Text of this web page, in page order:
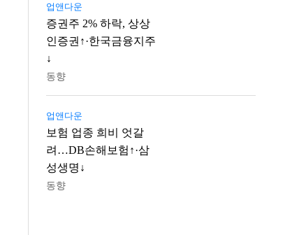
업앤다운
증권주 2% 하락, 상상
인증권↑·한국금융지주
↓
동향
업앤다운
보험 업종 희비 엇갈
려…DB손해보험↑·삼
성생명↓
동향